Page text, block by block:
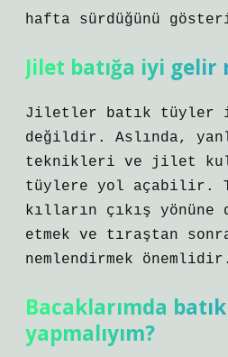
hafta sürdüğünü
Jilet batığa iyi gelir
Jiletler batık tüyler
değildir. Aslında,
teknikleri ve jilet
tüylere yol açabilir.
kılların çıkış yönüne
etmek ve tıraştan
nemlendirmek önemlidir.
Bacaklarımda
yapmalıyım?